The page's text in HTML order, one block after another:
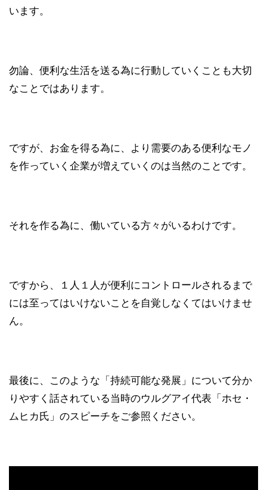
います。
勿論、便利な生活を送る為に行動していくことも大切
なことではあります。
ですが、お金を得る為に、より需要のある便利なモノ
を作っていく企業が増えていくのは当然のことです。
それを作る為に、働いている方々がいるわけです。
ですから、１人１人が便利にコントロールされるまで
には至ってはいけないことを自覚しなくてはいけませ
ん。
最後に、このような「持続可能な発展」について分か
りやすく話されている当時のウルグアイ代表「ホセ・
ムヒカ氏」のスピーチをご参照ください。